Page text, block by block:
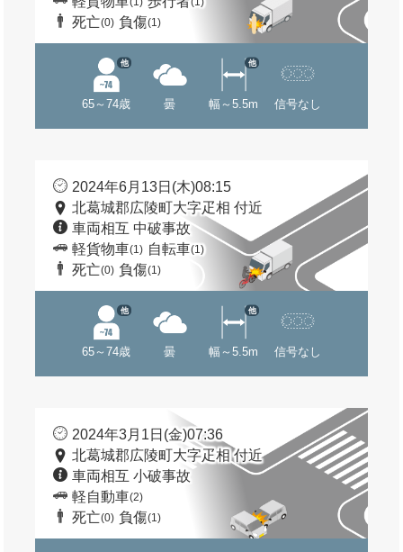
死亡(0) 負傷(1)
65～74歳
他
曇 幅～5.5m
他
信号なし
2024年6月13日(木)08:15
北葛城郡広陵町大字疋相 付近
車両相互 中破事故
軽貨物車(1) 自転車(1)
死亡(0) 負傷(1)
65～74歳
他
曇 幅～5.5m
他
信号なし
2024年3月1日(金)07:36
北葛城郡広陵町大字疋相 付近
車両相互 小破事故
軽自動車(2)
死亡(0) 負傷(1)